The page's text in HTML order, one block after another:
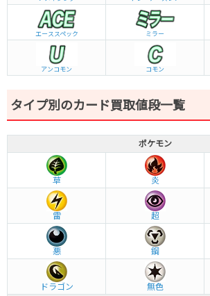
エーススペック ミラー
アンコモン コモン
タイプ別のカード買取値段一覧
ポケモン
草 炎
雷 超
悪 鋼
ドラゴン 無色